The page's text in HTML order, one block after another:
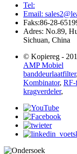
Tel:
Email:
Faks:86-28-
Adres: No.89,
Sichuan, China
© Kopiereg -
AMP Mobiel
banddeurlaatfilter,
Kombinator, RF-
kragverdeler,